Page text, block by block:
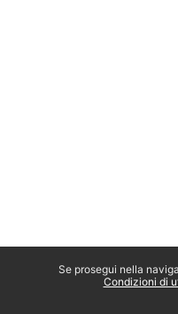
Se prosegui nella
Condizioni di